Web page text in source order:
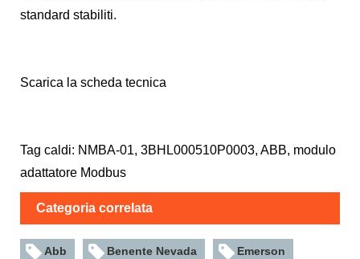
standard stabiliti.
Scarica la scheda tecnica
Tag caldi: NMBA-01, 3BHL000510P0003, ABB, modulo
adattatore Modbus
Categoria correlata
Abb Benente Nevada Emerson